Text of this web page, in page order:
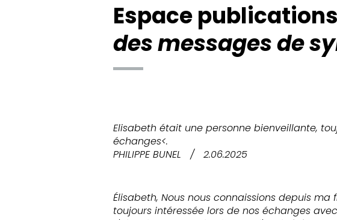
Espace publications
des messages de
Elisabeth était une personne bienveillante,
échanges<.
PHILIPPE BUNEL
/ 2.06.2025
Élisabeth, Nous nous connaissions depuis
toujours intéressée lors de nos échanges